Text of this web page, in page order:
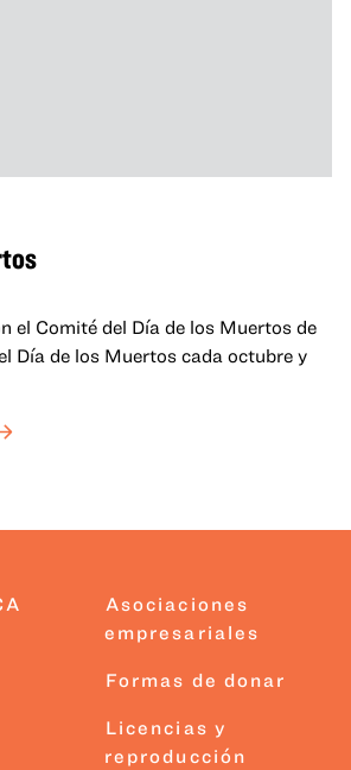
el Comité del Día de los Muertos de
Día de los Muertos cada octubre y
Asociaciones
empresariales
Formas de donar
Licencias y
reproducción